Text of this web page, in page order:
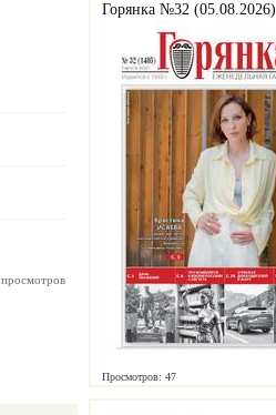
Горянка №32 (05.08.2026)
Просмотров: 47